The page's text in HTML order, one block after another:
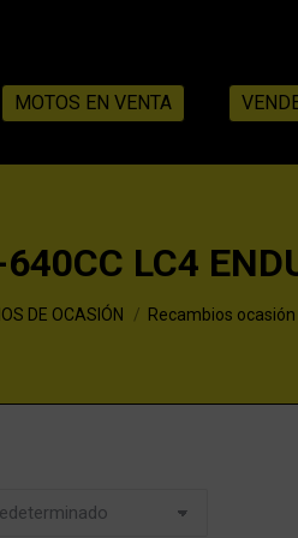
MOTOS EN VENTA
LC4
DE OCASIÓN Recambios